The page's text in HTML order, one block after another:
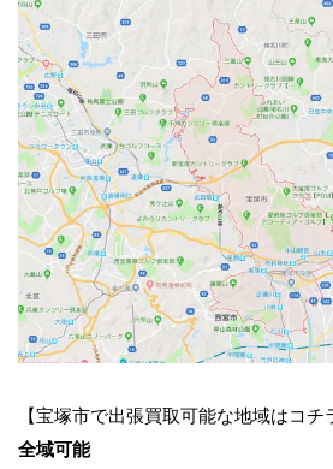
【宝塚市で出張買取可能な地域はコチ
全域可能